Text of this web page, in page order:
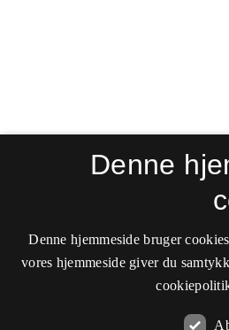
Denne
Denne hjemmeside bruger
vores hjemmeside giver du